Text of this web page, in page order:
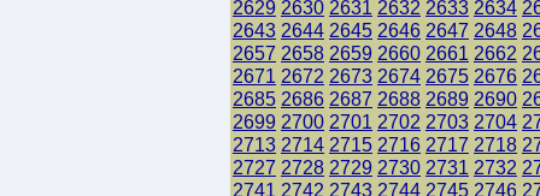
2629 2630 2631 2632 2633 2634
2643 2644 2645 2646 2647 2648
2657 2658 2659 2660 2661 2662
2671 2672 2673 2674 2675 2676
2685 2686 2687 2688 2689 2690
2699 2700 2701 2702 2703 2704
2713 2714 2715 2716 2717 2718
2727 2728 2729 2730 2731 2732
2741 2742 2743 2744 2745 2746